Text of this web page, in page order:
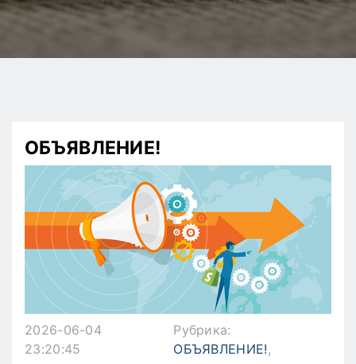
ОБЪЯВЛЕНИЕ!
2026-06-04
23:20:45
Рубрика:
ОБЪЯВЛЕНИЕ! ,